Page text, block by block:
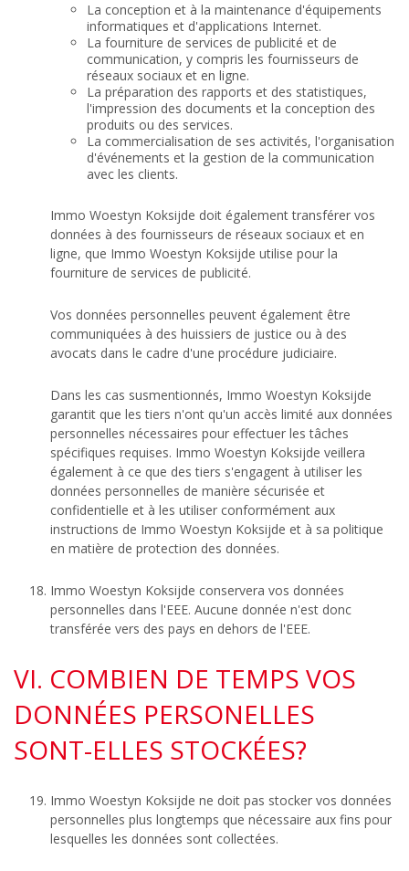
La conception et à la maintenance d'équipements
informatiques et d'applications Internet.
La fourniture de services de publicité et de
communication, y compris les fournisseurs de
réseaux sociaux et en ligne.
La préparation des rapports et des statistiques,
l'impression des documents et la conception des
produits ou des services.
La commercialisation de ses activités, l'organisation
d'événements et la gestion de la communication
avec les clients.
Immo Woestyn Koksijde doit également transférer vos
données à des fournisseurs de réseaux sociaux et en
ligne, que Immo Woestyn Koksijde utilise pour la
fourniture de services de publicité.
Vos données personnelles peuvent également être
communiquées à des huissiers de justice ou à des
avocats dans le cadre d'une procédure judiciaire.
Dans les cas susmentionnés, Immo Woestyn Koksijde
garantit que les tiers n'ont qu'un accès limité aux données
personnelles nécessaires pour effectuer les tâches
spécifiques requises. Immo Woestyn Koksijde veillera
également à ce que des tiers s'engagent à utiliser les
données personnelles de manière sécurisée et
confidentielle et à les utiliser conformément aux
instructions de Immo Woestyn Koksijde et à sa politique
en matière de protection des données.
Immo Woestyn Koksijde conservera vos données
personnelles dans l'EEE. Aucune donnée n'est donc
transférée vers des pays en dehors de l'EEE.
VI. COMBIEN DE TEMPS VOS
DONNÉES PERSONELLES
SONT-ELLES STOCKÉES?
Immo Woestyn Koksijde ne doit pas stocker vos données
personnelles plus longtemps que nécessaire aux fins pour
lesquelles les données sont collectées.